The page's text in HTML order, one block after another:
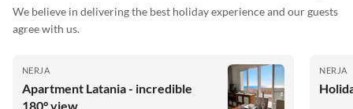
We believe in delivering the best holiday experience and our guests
agree with us.
NERJA
Apartment Latania - incredible
180° view
NERJA